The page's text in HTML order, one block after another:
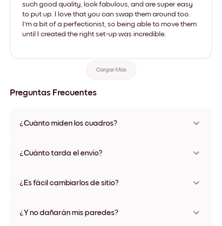
such good quality, look fabulous, and are super easy
to put up. I love that you can swap them around too.
I'm a bit of a perfectionist, so being able to move them
until I created the right set-up was incredible.
Cargar Más
Preguntas Frecuentes
¿Cuánto miden los cuadros?
varios materiales y colores de marco, incluidas opciones sin
¿Cuánto tarda el envío?
disponibles en algunos países. Te enviaremos un número de
¿Es fácil cambiarlos de sitio?
ningún daño
¿Y no dañarán mis paredes?